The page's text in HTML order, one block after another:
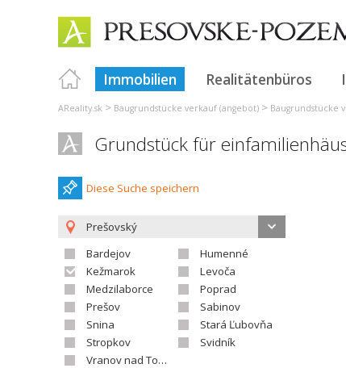
Immobilien Realitätenbüros
AReality.sk > Baugrundstücke verkauf (angebot) > Baugrundstücke
Grundstück für
Diese Suche speichern
Prešovský
Bardejov
Humenné
Kežmarok
Levoča
Medzilaborce
Poprad
Prešov
Sabinov
Snina
Stará Ľubovňa
Stropkov
Svidník
Vranov nad Topľou